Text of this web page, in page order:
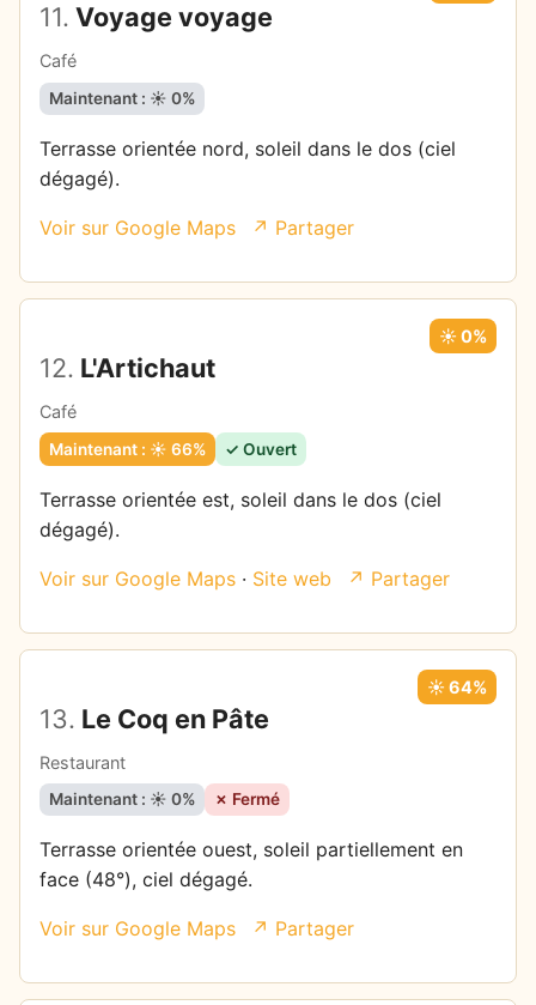
11. Voyage voyage
Café
Maintenant : ☀️ 0%
Terrasse orientée nord, soleil dans le dos (ciel
dégagé).
Voir sur Google Maps ↗ Partager
12. L'Artichaut
Café
☀️ 0%
Maintenant : ☀️ 66% ✓ Ouvert
Terrasse orientée est, soleil dans le dos (ciel
dégagé).
Voir sur Google Maps · Site web ↗ Partager
13. Le Coq en Pâte
Restaurant
☀️ 64%
Maintenant : ☀️ 0% ✗ Fermé
Terrasse orientée ouest, soleil partiellement en
face (48°), ciel dégagé.
Voir sur Google Maps ↗ Partager